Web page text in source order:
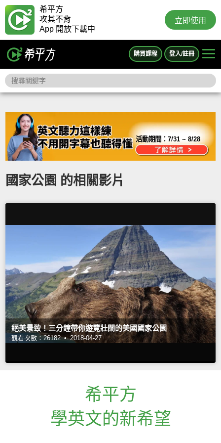
希平方
攻其不背
App 開放下載中
立即使用
購買課程 登入/註冊
活動期間：7/31 ~ 8/28
國家公園 的相關影片
絕美景致！三分鐘帶你遊覽壯闊的美國國家公園
觀看次數：26182 • 2018-04-27
希平方
學英文的新希望